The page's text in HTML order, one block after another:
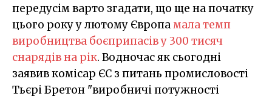
передусім варто згадати, що ще на початку
цього року у лютому Європамала темп
виробництва боєприпасів у 300 тисяч
снарядів на рік. Водночас як сьогодні
заявив комісар ЄС з питань промисловості
Тьєрі Бретон "виробничі потужності